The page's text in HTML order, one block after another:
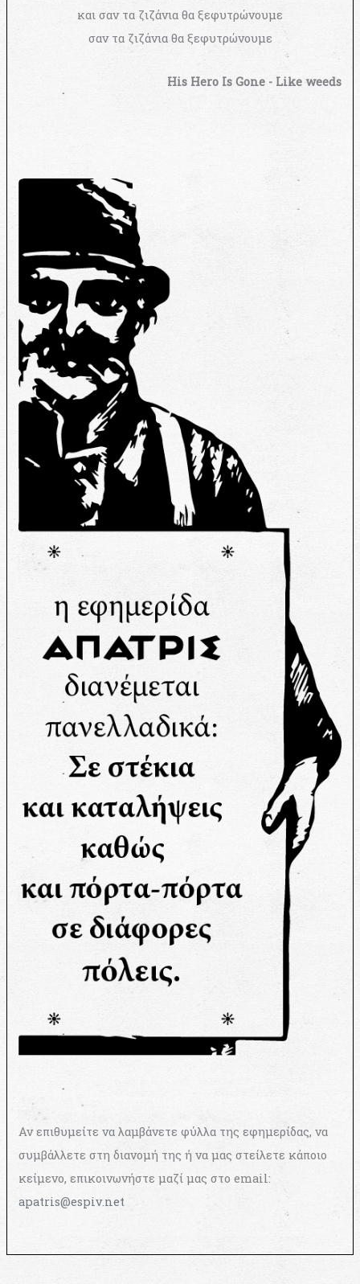
και σαν τα ζιζάνια θα ξεφυτρώνουμε
σαν τα ζιζάνια θα ξεφυτρώνουμε
His Hero Is Gone - Like weeds
Αν επιθυμείτε να λαμβάνετε φύλλα της εφημερίδας, να
συμβάλλετε στη διανομή της ή να μας στείλετε κάποιο
κείμενο, επικοινωνήστε μαζί μας στο email:
apatris@espiv.net